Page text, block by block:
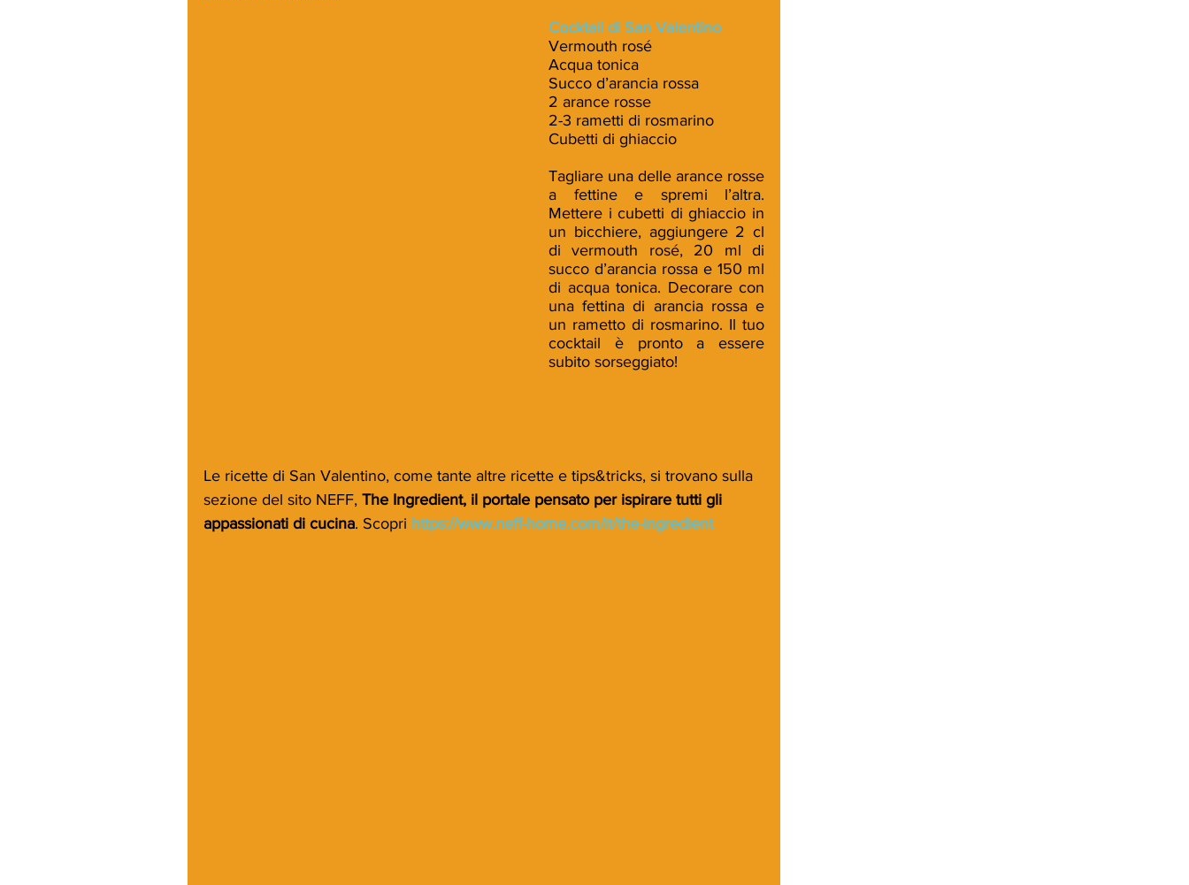
Cocktail di San Valentino
Vermouth rosé
Acqua tonica
Succo d’arancia rossa
2 arance rosse
2-3 rametti di rosmarino
Cubetti di ghiaccio
Tagliare una delle arance rosse
a fettine e spremi l’altra.
Mettere i cubetti di ghiaccio in
un bicchiere, aggiungere 2 cl
di vermouth rosé, 20 ml di
succo d’arancia rossa e 150 ml
di acqua tonica. Decorare con
una fettina di arancia rossa e
un rametto di rosmarino. Il tuo
cocktail è pronto a essere
subito sorseggiato!
Le ricette di San Valentino, come tante altre ricette e tips&tricks, si trovano sulla
sezione del sito NEFF, The Ingredient, il portale pensato per ispirare tutti gli
appassionati di cucina. Scopri https://www.neff-home.com/it/the-ingredient